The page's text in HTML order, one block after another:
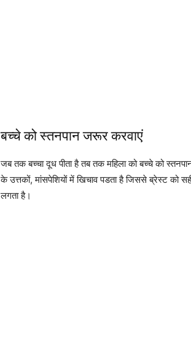
बच्चे को स्तनपान जरूर करवाएं
जब तक बच्चा दूध पीता है तब तक महिला को बच्चे को
के उत्तकों, मांसपेशियों में खिचाव पडता है जिससे ब्रेस्ट को
लगता है।